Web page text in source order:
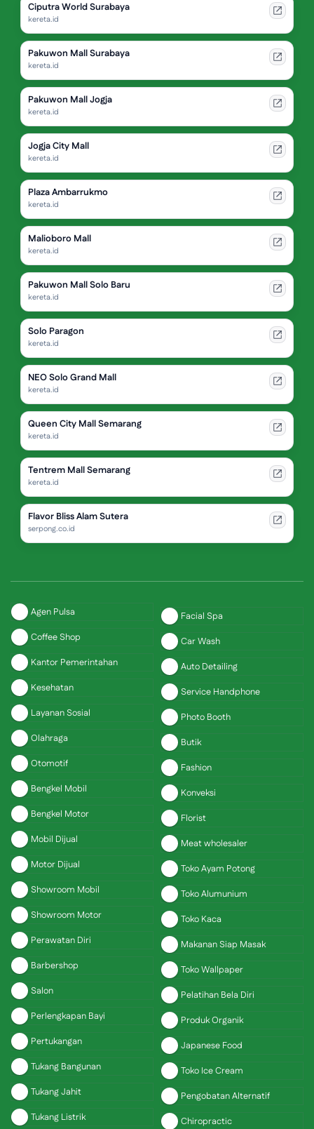
Ciputra World Surabaya
kereta.id
Pakuwon Mall Surabaya
kereta.id
Pakuwon Mall Jogja
kereta.id
Jogja City Mall
kereta.id
Plaza Ambarrukmo
kereta.id
Malioboro Mall
kereta.id
Pakuwon Mall Solo Baru
kereta.id
Solo Paragon
kereta.id
NEO Solo Grand Mall
kereta.id
Queen City Mall Semarang
kereta.id
Tentrem Mall Semarang
kereta.id
Flavor Bliss Alam Sutera
serpong.co.id
Agen Pulsa
Coffee Shop
Kantor Pemerintahan
Kesehatan
Layanan Sosial
Olahraga
Otomotif
Bengkel Mobil
Bengkel Motor
Mobil Dijual
Motor Dijual
Showroom Mobil
Showroom Motor
Perawatan Diri
Barbershop
Salon
Perlengkapan Bayi
Pertukangan
Tukang Bangunan
Tukang Jahit
Tukang Listrik
Facial Spa
Car Wash
Auto Detailing
Service Handphone
Photo Booth
Butik
Fashion
Konveksi
Florist
Meat wholesaler
Toko Ayam Potong
Toko Alumunium
Toko Kaca
Makanan Siap Masak
Toko Wallpaper
Pelatihan Bela Diri
Produk Organik
Japanese Food
Toko Ice Cream
Pengobatan Alternatif
Chiropractic